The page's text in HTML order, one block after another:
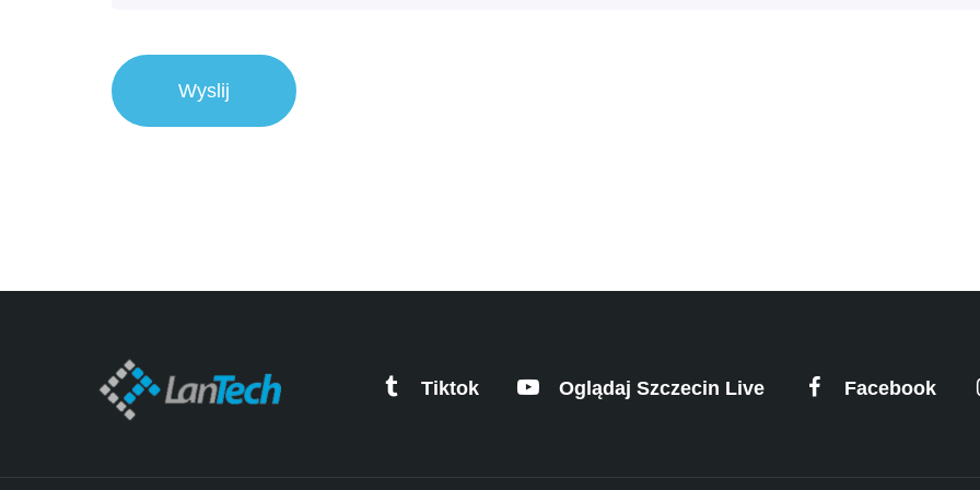
Tiktok Oglądaj Szczecin Live Facebook